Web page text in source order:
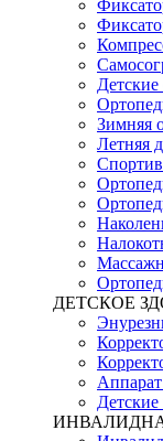
Детские
Зимняя
Летняя
ДЕТСКОЕ